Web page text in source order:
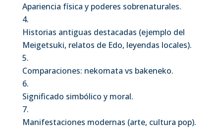
Apariencia física y poderes sobrenaturales.
Historias antiguas destacadas (ejemplo del
Meigetsuki, relatos de Edo, leyendas locales).
Comparaciones: nekomata vs bakeneko.
Significado simbólico y moral.
Manifestaciones modernas (arte, cultura pop).